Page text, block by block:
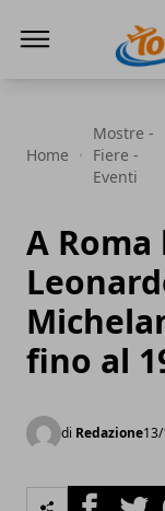
Home
Mostre -
Fiere -
Eventi
A
fino al
di Redazione
Facebook